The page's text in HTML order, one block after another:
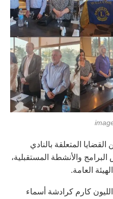
المتعلقة بالنادي
والأنشطة المستقبلية،
العامة.
كارم كرادشة أسماء